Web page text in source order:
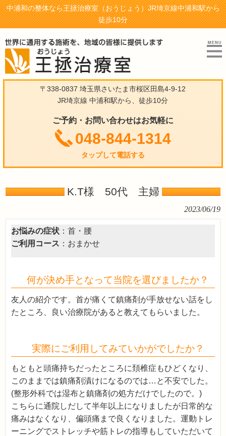
中浦和の整体なら王拯治療室（おうじょう）JR埼京線中浦和駅から
徒歩10分
〒338-0837 埼玉県さいたま市桜区田島4-9-12
JR埼京線 中浦和駅から、徒歩10分
ご予約・お問い合わせはお気軽に
048-844-1314
タップして電話する
K.T様 50代 主婦
2023/06/19
お悩みの症状 ：首・腰
ご利用コース ：おまかせ
何が決め手となって当院を選びましたか？
友人の紹介です。首が痛くて鎮痛剤が手放せない話をし
たところ、良い治療院があると教えてもらいました。
実際にご利用してみていかがでしたか？
もともと頭痛持ちだったところに頚椎症もひどくなり、
このままでは鎮痛剤漬けになるのでは…と不安でした。
(整形外科では湿布と鎮痛剤の処方だけでしたので。)
こちらに通院しだして半年以上になりましたが日常的な
痛みはなくなり、偏頭痛まで良くなりました。運動トレ
ーニングでストレッチや筋トレの指導もしていただいて